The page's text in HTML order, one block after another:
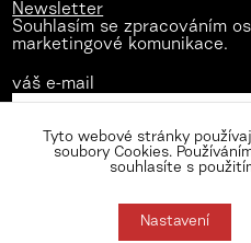
Newsletter
Souhlasím se zpracováním
marketingové komunikace.
váš e-mail
Zásady zpracování osobních
Tyto webové stránky
soubory Cookies.
souhlasíte s
Nastavení